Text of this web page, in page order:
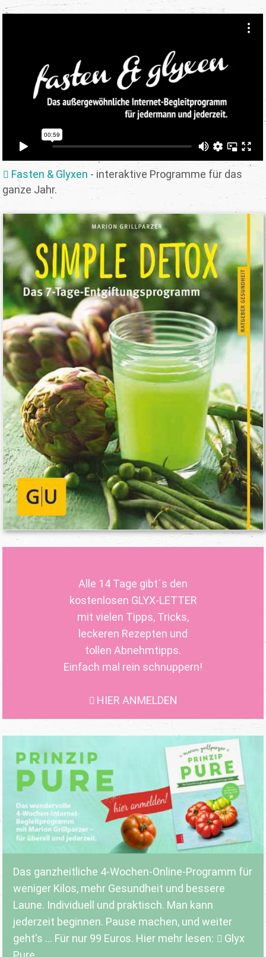
Fasten & Glyxen - interaktive Programme für das
ganze Jahr.
Alle 14 Tage gibt´s den
kostenlosen GLYX-LETTER
mit vielen Tipps, Tricks,
leckeren Rezepten und
tollen Abnehmtipps.
Einfach mal rein schnuppern!
HIER ANMELDEN
Das ganzheitliche 4-Wochen-Online-Programm für
weniger Kilos, mehr Gesundheit und bessere
Laune. Individuell und praktisch. Man kann
jederzeit beginnen. Pause machen, und weiter
geht's ... Für nur 99 Euros. Hier mehr lesen:
Glyx